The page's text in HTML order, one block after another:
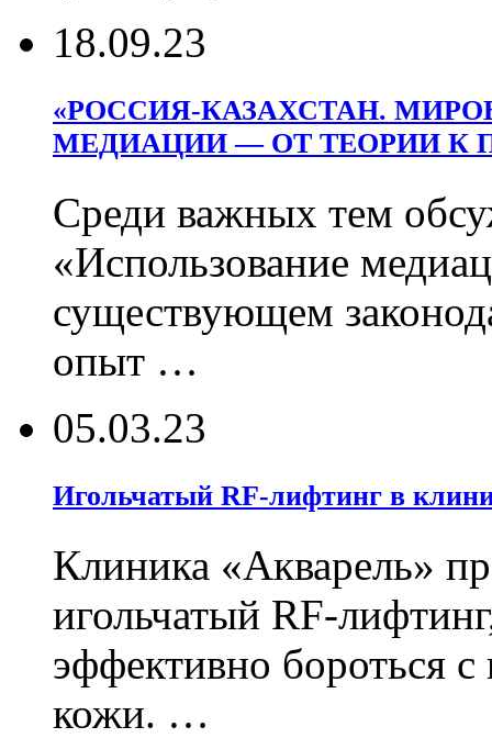
18.09.23
«РОССИЯ-КАЗАХСТАН.
МЕДИАЦИИ — ОТ ТЕОРИИ К
Среди важных тем
«Использование
существующем
опыт …
05.03.23
Игольчатый RF-лифтинг в
Клиника «Акварель»
игольчатый RF-
эффективно бороться
кожи. …